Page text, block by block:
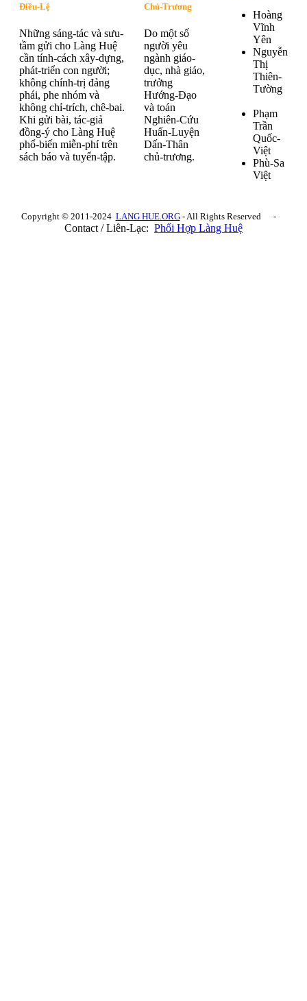
Điều-Lệ
Những sáng-tác và sưu-
tầm gửi cho Làng Huệ
cần tính-cách xây-dựng,
phát-triển con người;
không chính-trị đảng
phái, phe nhóm và
không chỉ-trích, chê-bai.
Khi gửi bài, tác-giả
đồng-ý cho Làng Huệ
phổ-biến miễn-phí trên
sách báo và tuyển-tập.
Chủ-Trương
Do một số
người yêu
ngành giáo-
dục, nhà giáo,
trưởng
Hướng-Đạo
và toán
Nghiên-Cứu
Huấn-Luyện
Dấn-Thân
chủ-trương.
Hoàng
Vĩnh
Yên
Nguyễn
Thị
Thiên-
Tường
Phạm
Trần
Quốc-
Việt
Phù-Sa
Việt
Copyright © 2011-2024 LANG HUE.ORG- All Rights Reserved -
Contact / Liên-Lạc: Phối Hợp Làng Huệ